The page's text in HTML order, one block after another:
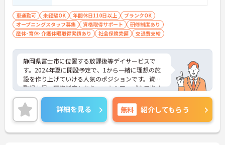
車通勤可 未経験OK 年間休日110日以上
ブランクOK
オープニングスタッフ募集
資格取得サポート
研修制度あり
産休･育休･介護休暇取得実績あり
社会保険完備 交通費支給
静岡県富士市に位置する放課後等デイサービスで
す。2024年夏に開設予定で、1から一緒に理想の施
設を作り上げていける人気のポジションです。資格
取得支援・研修制度もあり、スキルアップを目指す
方にもおすすめです。時短勤務も相談でき、プライ
ベートとの両立もしやすい環境です。マイカー通勤
が可能なため、通勤に便利です。ご興味をお持ちの
方はお気軽にお問い合わせください。
詳細を見る 無料 紹介してもらう